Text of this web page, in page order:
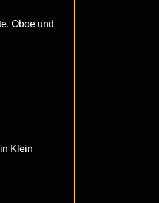
Oboe und
Klein